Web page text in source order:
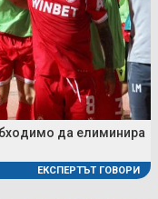
да елиминира
ЕКСПЕРТЪТ ГОВОРИ